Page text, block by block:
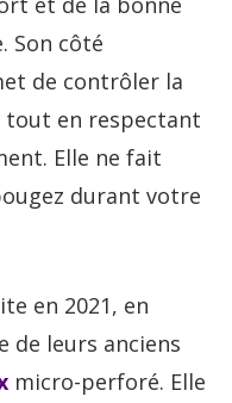
Son côté
de contrôler la
tout en respectant
Elle ne fait
durant votre
en 2021, en
de leurs anciens
micro-perforé. Elle